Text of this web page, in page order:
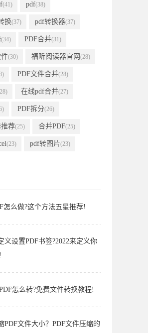
(41) pdf(38)
换(37) pdf转换器(37)
(34) PDF合并(31)
(30) 福昕阅读器官网 (28)
PDF文件合并(28)
在线pdf合并(27)
PDF拆分(26)
荐(25) 合并PDF(25)
(23) pdf转图片(23)
怎么做?这个方法五星推荐!
义设置PDF书签?2022来定义你
怎么转?免费文件转换教程!
PDF文件大小？PDF文件压缩的